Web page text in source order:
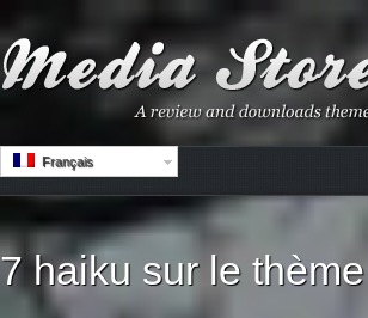
Français
7 haiku sur le